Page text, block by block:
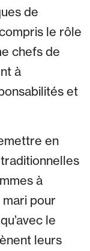
de
le rôle
chefs de
à
et
en
à
pour
le
leurs